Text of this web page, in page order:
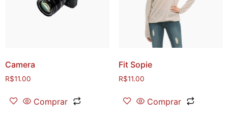
Camera
R$11.00
Comprar
Fit Sopie
R$11.00
Comprar